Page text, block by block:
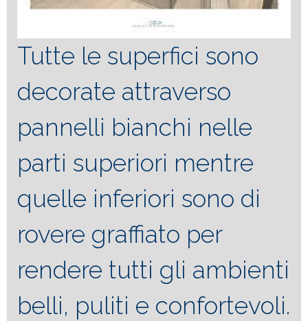
Tutte le superfici sono
decorate attraverso
pannelli bianchi nelle
parti superiori mentre
quelle inferiori sono di
rovere graffiato per
rendere tutti gli ambienti
belli, puliti e confortevoli.